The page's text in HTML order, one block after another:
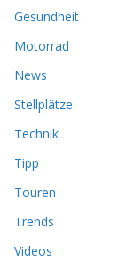
Gesundheit
Motorrad
News
Stellplätze
Technik
Tipp
Touren
Trends
Videos